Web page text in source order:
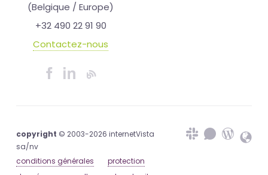
(Belgique / Europe)
+32 490 22 91 90
Contactez-nous
copyright © 2003-2026 internetVista
sa/nv
conditions générales
protection